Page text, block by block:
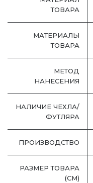
ТОВАРА
МАТЕРИАЛЫ
ТОВАРА
МЕТОД
НАНЕСЕНИЯ
НАЛИЧИЕ ЧЕХЛА/
ФУТЛЯРА
ПРОИЗВОДСТВО
РАЗМЕР ТОВАРА
(СМ)